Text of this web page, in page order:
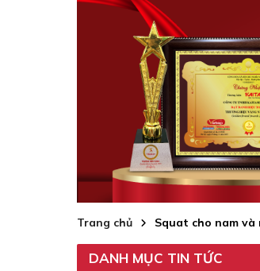
Trang chủ Squat cho nam
DANH MỤC TIN TỨC